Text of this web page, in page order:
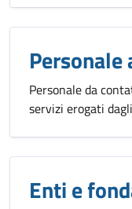
Personale da
servizi erogati
Enti e